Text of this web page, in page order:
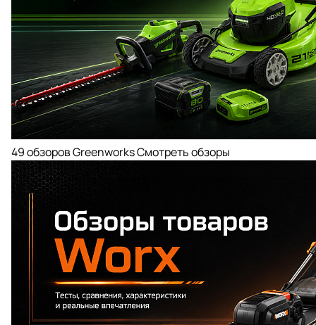
49 обзоровGreenworksСмотреть обзоры